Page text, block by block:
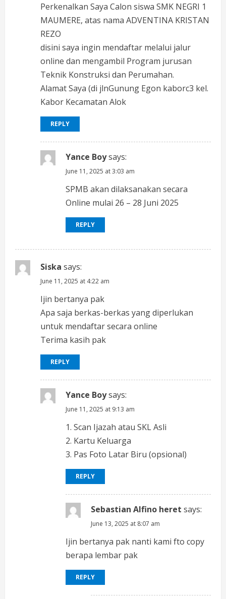
Perkenalkan Saya Calon siswa SMK NEGRI 1
MAUMERE, atas nama ADVENTINA KRISTAN
REZO
disini saya ingin mendaftar melalui jalur
online dan mengambil Program jurusan
Teknik Konstruksi dan Perumahan.
Alamat Saya (di jlnGunung Egon kaborc3 kel.
Kabor Kecamatan Alok
REPLY
Yance Boysays:
June 11, 2025 at 3:03 am
SPMB akan dilaksanakan secara
Online mulai 26 – 28 Juni 2025
REPLY
Siska says:
June 11, 2025 at 4:22 am
Ijin bertanya pak
Apa saja berkas-berkas yang diperlukan
untuk mendaftar secara online
Terima kasih pak
REPLY
Yance Boysays:
June 11, 2025 at 9:13 am
1. Scan Ijazah atau SKL Asli
2. Kartu Keluarga
3. Pas Foto Latar Biru (opsional)
REPLY
Sebastian Alfino heret says:
June 13, 2025 at 8:07 am
Ijin bertanya pak nanti kami fto copy
berapa lembar pak
REPLY